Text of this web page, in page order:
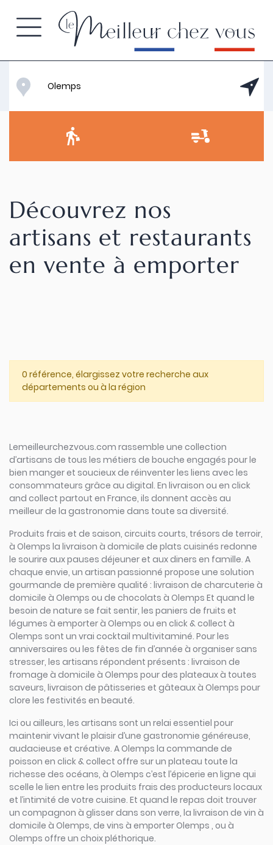
Découvrez nos
artisans et restaurants
en vente à emporter
0 référence, élargissez votre recherche aux
départements ou à la région
Lemeilleurchezvous.com rassemble une collection
d’artisans de tous les métiers de bouche engagés pour le
bien manger et soucieux de réinventer les liens avec les
consommateurs grâce au digital. En livraison ou en click
and collect partout en France, ils donnent accès au
meilleur de la gastronomie dans toute sa diversité.
Produits frais et de saison, circuits courts, trésors de terroir,
à Olemps la livraison à domicile de plats cuisinés redonne
le sourire aux pauses déjeuner et aux diners en famille. A
chaque envie, un artisan passionné propose une solution
gourmande de première qualité : livraison de charcuterie à
domicile à Olemps ou de chocolats à Olemps Et quand le
besoin de nature se fait sentir, les paniers de fruits et
légumes à emporter à Olemps ou en click & collect à
Olemps sont un vrai cocktail multivitaminé. Pour les
anniversaires ou les fêtes de fin d’année à organiser sans
stresser, les artisans répondent présents : livraison de
fromage à domicile à Olemps pour des plateaux à toutes
saveurs, livraison de pâtisseries et gâteaux à Olemps pour
clore les festivités en beauté.
Ici ou ailleurs, les artisans sont un relai essentiel pour
maintenir vivant le plaisir d’une gastronomie généreuse,
audacieuse et créative. A Olemps la commande de
poisson en click & collect offre sur un plateau toute la
richesse des océans, à Olemps c’est l’épicerie en ligne qui
scelle le lien entre les produits frais des producteurs locaux
et l’intimité de votre cuisine. Et quand le repas doit trouver
un compagnon à glisser dans son verre, la livraison de vin à
domicile à Olemps, de vins à emporter Olemps , ou à
Olemps offre un choix pléthorique.